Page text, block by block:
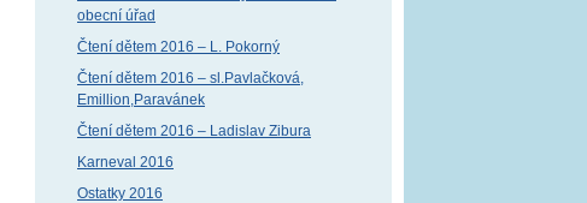
obecní úřad
Čtení dětem 2016 – L. Pokorný
Čtení dětem 2016 – sl.Pavlačková,
Emillion,Paravánek
Čtení dětem 2016 – Ladislav Zibura
Karneval 2016
Ostatky 2016